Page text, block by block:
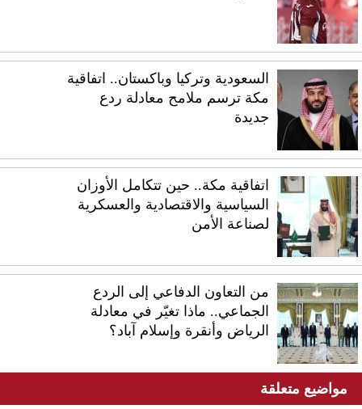
السعودية وتركيا وباكستان.. اتفاقية
مكة ترسم ملامح معادلة ردع
جديدة
اتفاقية مكة.. حين تتكامل الأوزان
السياسية والاقتصادية والعسكرية
لصناعة الأمن
من التعاون الدفاعي إلى الردع
الجماعي.. ماذا تغيّر في معادلة
الرياض وأنقرة وإسلام آباد؟
مواضيع متعلقة